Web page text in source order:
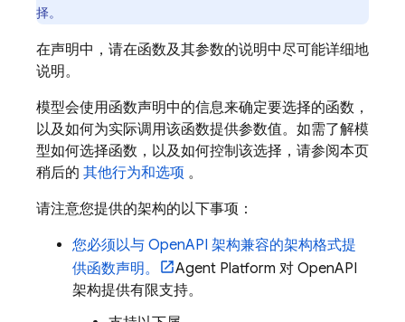
择。
在声明中，请在函数及其参数的说明中尽可能详细地
说明。
模型会使用函数声明中的信息来确定要选择的函数，
以及如何为实际调用该函数提供参数值。如需了解模
型如何选择函数，以及如何控制该选择，请参阅本页
稍后的 其他行为和选项 。
请注意您提供的架构的以下事项：
您必须以与 OpenAPI 架构兼容的架构格式提
供函数声明。
Agent Platform 对 OpenAPI
架构提供有限支持。